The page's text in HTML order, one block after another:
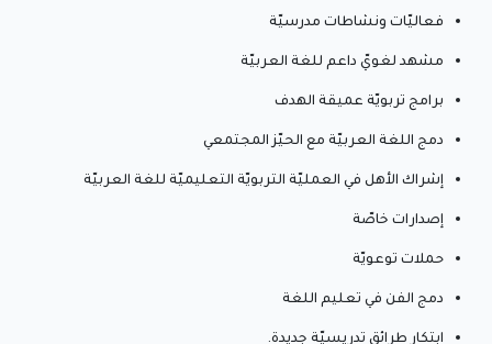
فعاليّات ونشاطات مدرسيّة
مشهد لغويّ داعم للغة العربيّة
برامج تربويّة عميقة الهدف
دمج اللغة العربيّة مع الحيّز المجتمعي
إشراك الأهل في العمليّة التربويّة التعليميّة للغة العربيّة
إصدارات خاصّة
حملات توعويّة
دمج الفن في تعليم اللغة
ابتكار طرائق تدريسيّة جديدة.